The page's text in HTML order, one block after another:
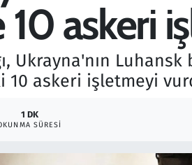
10 askeri
Ukrayna'nın
10 askeri işletmeyi
1 DK
SÜRESI